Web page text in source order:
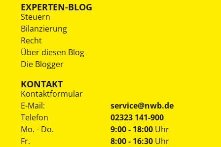
EXPERTEN-BLOG
Steuern
Bilanzierung
Recht
Über diesen Blog
Die Blogger
KONTAKT
Kontaktformular
E-Mail:
service@nwb.de
Telefon
02323 141-900
Mo. - Do.
Fr.
9:00 - 18:00 Uhr
8:00 - 16:30 Uhr